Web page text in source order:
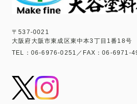
〒537-0021
大阪府大阪市東成区東中本3丁目1番18号
TEL：06-6976-0251／FAX：06-6971-